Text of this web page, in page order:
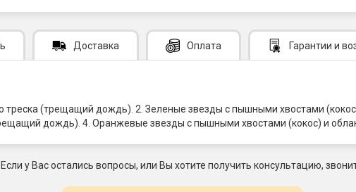
Доставка Оплата Гарантии и
треска (трещащий дождь). 2. Зеленые звезды с пышными хвостами
дождь). 4. Оранжевые звезды с пышными хвостами (кокос) и
Если у Вас остались вопросы, или Вы хотите получить консультацию,